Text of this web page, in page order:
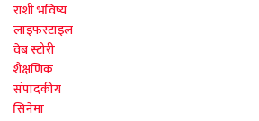
राशी भविष्य
लाइफस्टाइल
वेब स्टोरी
शैक्षणिक
संपादकीय
सिनेमा